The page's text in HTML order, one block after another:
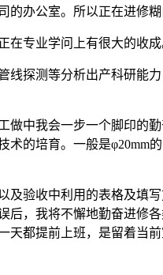
办公室。所以正在进修糊
专业学问上有很大的收成
探测等分析出产科研能
中我会一步一个脚印的
的培育。一般是φ20mm
验收中利用的表格及填
，我将不懈地勤奋进修
天都提前上班，是留着